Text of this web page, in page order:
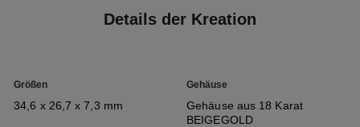
Details der Kreation
Größen
34,6 x 26,7 x 7,3 mm
Gehäuse
Gehäuse aus 18 Karat
BEIGEGOLD